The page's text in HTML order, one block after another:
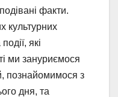
факти.
культурних
які
ми зануриємося
познайомимося з
дня, та